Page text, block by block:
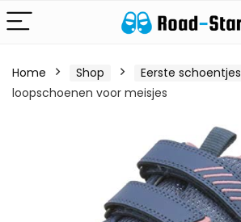
Home Shop Eerste schoentjes
loopschoenen voor meisjes